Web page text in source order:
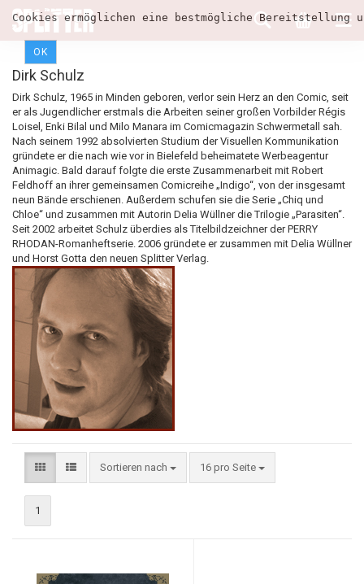
Cookies ermöglichen eine bestmögliche
OK
Dirk Schulz
Dirk Schulz, 1965 in Minden geboren, verlor sein Herz an den Comic, seit
er als Jugendlicher erstmals die Arbeiten seiner großen Vorbilder Régis
Loisel, Enki Bilal und Milo Manara im Comicmagazin Schwermetall sah.
Nach seinem 1992 absolvierten Studium der Visuellen Kommunikation
gründete er die nach wie vor in Bielefeld beheimatete Werbeagentur
Animagic. Bald darauf folgte die erste Zusammenarbeit mit Robert
Feldhoff an ihrer gemeinsamen Comicreihe „Indigo“, von der insgesamt
neun Bände erschienen. Außerdem schufen sie die Serie „Chiq und
Chloe“ und zusammen mit Autorin Delia Wüllner die Trilogie „Parasiten“.
Seit 2002 arbeitet Schulz überdies als Titelbildzeichner der PERRY
RHODAN-Romanheftserie. 2006 gründete er zusammen mit Delia Wüllner
und Horst Gotta den neuen Splitter Verlag.
Sortieren nach 16 pro Seite
1